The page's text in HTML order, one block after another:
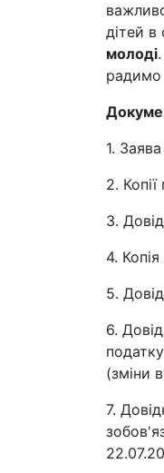
дітей в
молоді
радимо
1. Заява
2. Копії
3.
4.
5.
6.
(зміни
7.